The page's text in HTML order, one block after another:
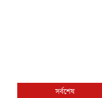
সর্বশেষ